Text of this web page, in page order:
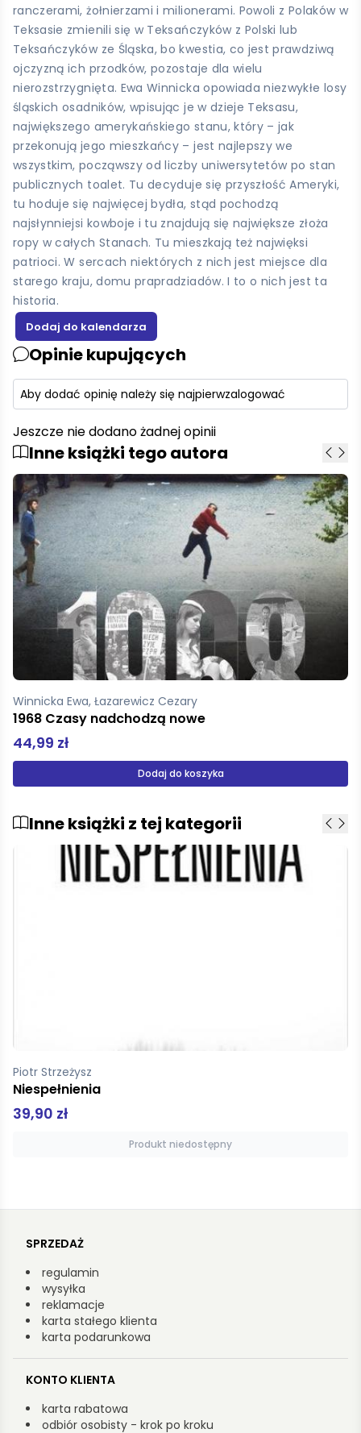
ranczerami, żołnierzami i milionerami. Powoli z Polaków w
Teksasie zmienili się w Teksańczyków z Polski lub
Teksańczyków ze Śląska, bo kwestia, co jest prawdziwą
ojczyzną ich przodków, pozostaje dla wielu
nierozstrzygnięta. Ewa Winnicka opowiada niezwykłe losy
śląskich osadników, wpisując je w dzieje Teksasu,
największego amerykańskiego stanu, który – jak
przekonują jego mieszkańcy – jest najlepszy we
wszystkim, począwszy od liczby uniwersytetów po stan
publicznych toalet. Tu decyduje się przyszłość Ameryki,
tu hoduje się najwięcej bydła, stąd pochodzą
najsłynniejsi kowboje i tu znajdują się największe złoża
ropy w całych Stanach. Tu mieszkają też najwięksi
patrioci. W sercach niektórych z nich jest miejsce dla
starego kraju, domu prapradziadów. I to o nich jest ta
historia.
Opinie kupujących
Aby dodać opinię należy się najpierwzalogować
Jeszcze nie dodano żadnej opinii
Inne książki tego autora
Winnicka Ewa
Czytam sobie Opowiesc starego drzewa
19,99 zł
Dodaj do koszyka
Inne książki z tej kategorii
Maufaris Raymond
Zielone piekło
34,90 zł
Produkt niedostępny
SPRZEDAŻ
regulamin
wysyłka
reklamacje
karta stałego klienta
karta podarunkowa
KONTO KLIENTA
karta rabatowa
odbiór osobisty - krok po kroku